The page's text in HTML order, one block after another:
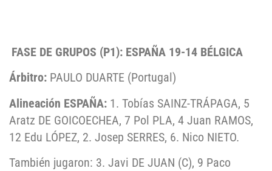
FASE DE GRUPOS (P1): ESPAÑA 19-14 BÉLGICA
Árbitro: PAULO DUARTE (Portugal)
Alineación ESPAÑA: 1. Tobías SAINZ-TRÁPAGA, 5
Aratz DE GOICOECHEA, 7 Pol PLA, 4 Juan RAMOS,
12 Edu LÓPEZ, 2. Josep SERRES, 6. Nico NIETO.
También jugaron: 3. Javi DE JUAN (C), 9 Paco